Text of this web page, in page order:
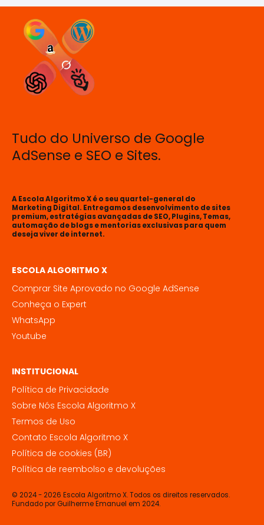
Tudo do Universo de Google
AdSense e SEO e Sites.
A Escola Algoritmo X é o seu quartel-general do
Marketing Digital. Entregamos desenvolvimento de sites
premium, estratégias avançadas de SEO, Plugins, Temas,
automação de blogs e mentorias exclusivas para quem
deseja viver de internet.
ESCOLA ALGORITMO X
Comprar Site Aprovado no Google AdSense
Conheça o Expert
WhatsApp
Youtube
INSTITUCIONAL
Política de Privacidade
Sobre Nós Escola Algoritmo X
Termos de Uso
Contato Escola Algoritmo X
Política de cookies (BR)
Política de reembolso e devoluções
© 2024 - 2026 Escola Algoritmo X. Todos os direitos reservados.
Fundado por Guilherme Emanuel em 2024.